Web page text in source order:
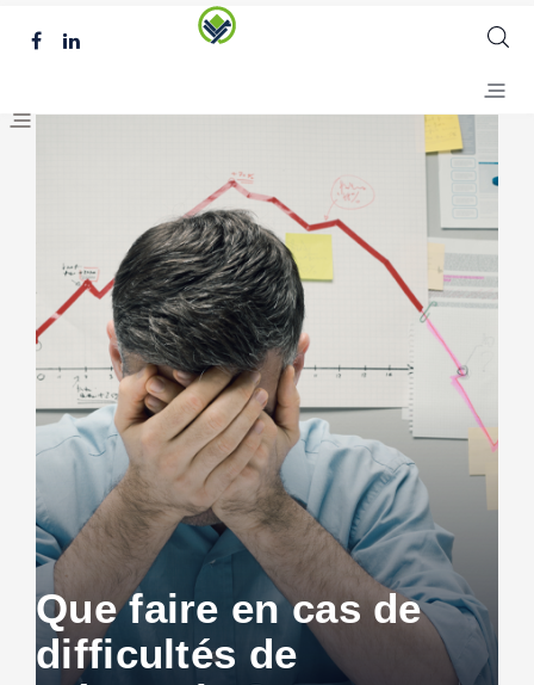
Que faire en cas de
difficultés de